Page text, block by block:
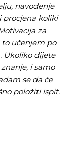
navođenje
procjena koliki
za
to učenjem po
Ukoliko dijete
i samo
se da će
položiti ispit.